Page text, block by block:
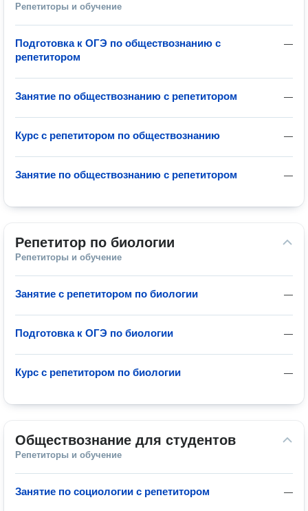
Репетиторы и обучение
—
Подготовка к ОГЭ по обществознанию с
репетитором
—
Занятие по обществознанию с репетитором
—
Курс с репетитором по обществознанию
—
Занятие по обществознанию с репетитором
Репетитор по биологии
Репетиторы и обучение
—
Занятие с репетитором по биологии
—
Подготовка к ОГЭ по биологии
—
Курс с репетитором по биологии
Обществознание для студентов
Репетиторы и обучение
—
Занятие по социологии с репетитором